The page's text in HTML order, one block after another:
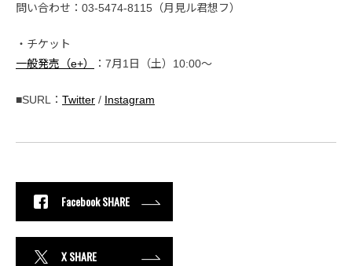
問い合わせ：03-5474-8115（月見ル君想フ）
・チケット
一般発売（e+）
：7月1日（土）10:00〜
■SURL： Twitter / Instagram
Facebook SHARE
X SHARE